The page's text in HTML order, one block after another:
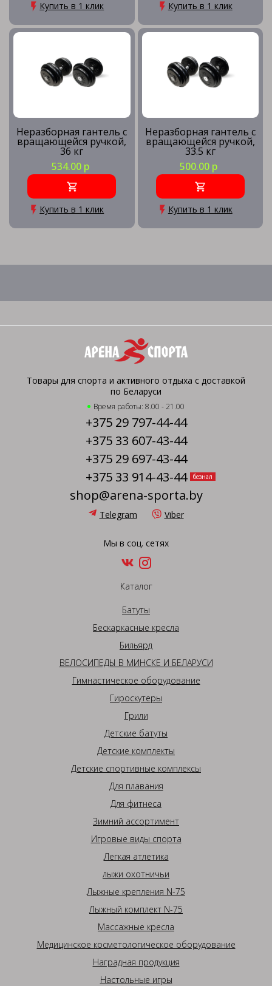
Купить в 1 клик Купить в 1 клик
Неразборная гантель c
вращающейся ручкой,
36 кг
534.00 р
Купить в 1 клик
Неразборная гантель c
вращающейся ручкой,
33.5 кг
500.00 р
Купить в 1 клик
Товары для спорта и активного отдыха с доставкой
по Беларуси
Время работы: 8.00 - 21.00
+375 29 797-44-44
+375 33 607-43-44
+375 29 697-43-44
+375 33 914-43-44
безнал
shop@arena-sporta.by
Telegram Viber
Мы в соц. сетях
Каталог
Батуты
Бескаркасные кресла
Бильярд
ВЕЛОСИПЕДЫ В МИНСКЕ И БЕЛАРУСИ
Гимнастическое оборудование
Гироскутеры
Грили
Детские батуты
Детские комплекты
Детские спортивные комплексы
Для плавания
Для фитнеса
Зимний ассортимент
Игровые виды спорта
Легкая атлетика
лыжи охотничьи
Лыжные крепления N-75
Лыжный комплект N-75
Массажные кресла
Медицинское косметологическое оборудование
Наградная продукция
Настольные игры